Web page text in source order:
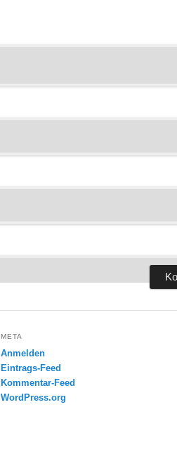
META
Anmelden
Eintrags-Feed
Kommentar-Feed
WordPress.org